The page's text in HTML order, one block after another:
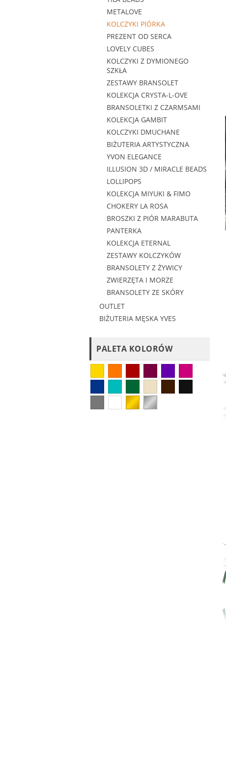
METALOVE
KOLCZYKI PIÓRKA
PREZENT OD SERCA
LOVELY CUBES
KOLCZYKI Z DYMIONEGO
SZKŁA
ZESTAWY BRANSOLET
KOLEKCJA CRYSTA-L-OVE
BRANSOLETKI Z CZARMSAMI
KOLEKCJA GAMBIT
KOLCZYKI DMUCHANE
BIŻUTERIA ARTYSTYCZNA
YVON ELEGANCE
ILLUSION 3D / MIRACLE BEADS
LOLLIPOPS
KOLEKCJA MIYUKI & FIMO
CHOKERY LA ROSA
BROSZKI Z PIÓR MARABUTA
PANTERKA
KOLEKCJA ETERNAL
ZESTAWY KOLCZYKÓW
BRANSOLETY Z ŻYWICY
ZWIERZĘTA I MORZE
BRANSOLETY ZE SKÓRY
OUTLET
BIŻUTERIA MĘSKA YVES
PALETA KOLORÓW